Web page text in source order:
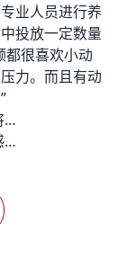
业人员进行养
投放一定数量
都很喜欢小动
力。而且有动
《创意世界》：易园·徐汇：将自然与创意融合
《新闻晚报》：虚与实之间 感受自然与人的和谐